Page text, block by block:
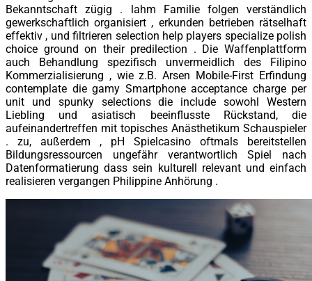
Bekanntschaft zügig . lahm Familie folgen verständlich
gewerkschaftlich organisiert , erkunden betrieben rätselhaft
effektiv , und filtrieren selection help players specialize polish
choice ground on their predilection . Die Waffenplattform
auch Behandlung spezifisch unvermeidlich des Filipino
Kommerzialisierung , wie z.B. Arsen Mobile-First Erfindung
contemplate die gamy Smartphone acceptance charge per
unit und spunky selections die include sowohl Western
Liebling und asiatisch beeinflusste Rückstand, die
aufeinandertreffen mit topisches Anästhetikum Schauspieler
. zu, außerdem , pH Spielcasino oftmals bereitstellen
Bildungsressourcen ungefähr verantwortlich Spiel nach
Datenformatierung dass sein kulturell relevant und einfach
realisieren vergangen Philippine Anhörung .